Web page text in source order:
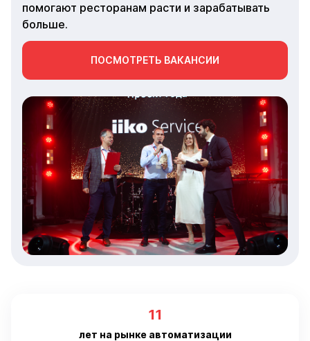
помогают ресторанам расти и зарабатывать
больше.
ПОСМОТРЕТЬ ВАКАНСИИ
11
лет на рынке автоматизации